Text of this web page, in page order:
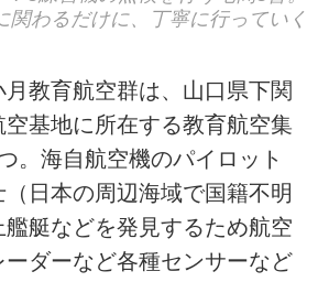
関わるだけに、丁寧に行っていく
教育航空群は、山口県下関
基地に所在する教育航空集
。海自航空機のパイロット
（日本の周辺海域で国籍不明
艇などを発見するため航空
ダーなど各種センサーなど